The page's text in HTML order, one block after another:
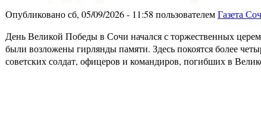
Опубликовано сб, 05/09/2026 - 11:58 пользователемГазета
День Великой Победы в Сочи начался с торжественных
были возложены гирлянды памяти. Здесь покоятся более
советских солдат, офицеров и командиров, погибших в